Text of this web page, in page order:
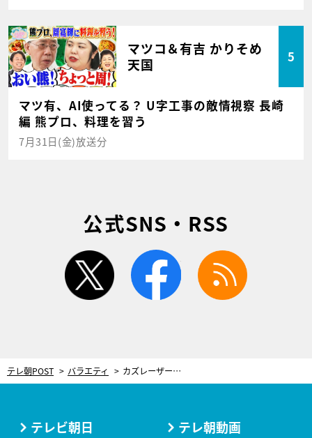
マツコ＆有吉 かりそめ
天国
5
マツ有、AI使ってる？ U字工事の敵情視察 長崎
編 熊プロ、料理を習う
7月31日(金)放送分
公式SNS・RSS
twitter facebook
テレ朝POST バラエティ カズレーザー、渋沢栄一の“スゴさ”を解説するも…NEWS小山慶一郎ら「渋沢像がブレた」と困惑！
テレビ朝日 テレ朝動画